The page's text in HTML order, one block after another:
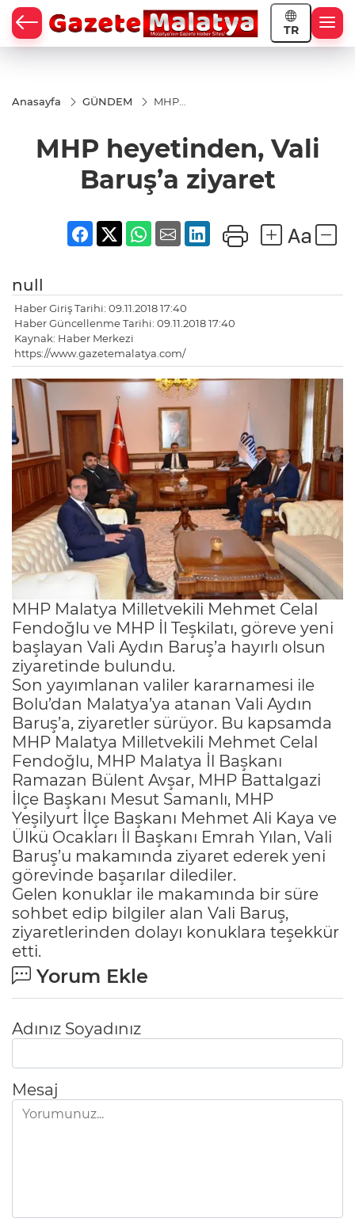
TR
Anasayfa GÜNDEM
MHP
ziyaret
MHP heyetinden, Vali
Baruş’a ziyaret
null
Haber Giriş Tarihi: 09.11.2018 17:40
Haber Güncellenme Tarihi: 09.11.2018 17:40
Kaynak: Haber Merkezi
https://www.gazetemalatya.com/
MHP Malatya Milletvekili Mehmet Celal
Fendoğlu ve MHP İl Teşkilatı, göreve yeni
başlayan Vali Aydın Baruş’a hayırlı olsun
ziyaretinde bulundu.
Son yayımlanan valiler kararnamesi ile
Bolu’dan Malatya’ya atanan Vali Aydın
Baruş’a, ziyaretler sürüyor. Bu kapsamda
MHP Malatya Milletvekili Mehmet Celal
Fendoğlu, MHP Malatya İl Başkanı
Ramazan Bülent Avşar, MHP Battalgazi
İlçe Başkanı Mesut Samanlı, MHP
Yeşilyurt İlçe Başkanı Mehmet Ali Kaya ve
Ülkü Ocakları İl Başkanı Emrah Yılan, Vali
Baruş’u makamında ziyaret ederek yeni
görevinde başarılar dilediler.
Gelen konuklar ile makamında bir süre
sohbet edip bilgiler alan Vali Baruş,
ziyaretlerinden dolayı konuklara teşekkür
etti.
Yorum Ekle
Adınız Soyadınız
Mesaj